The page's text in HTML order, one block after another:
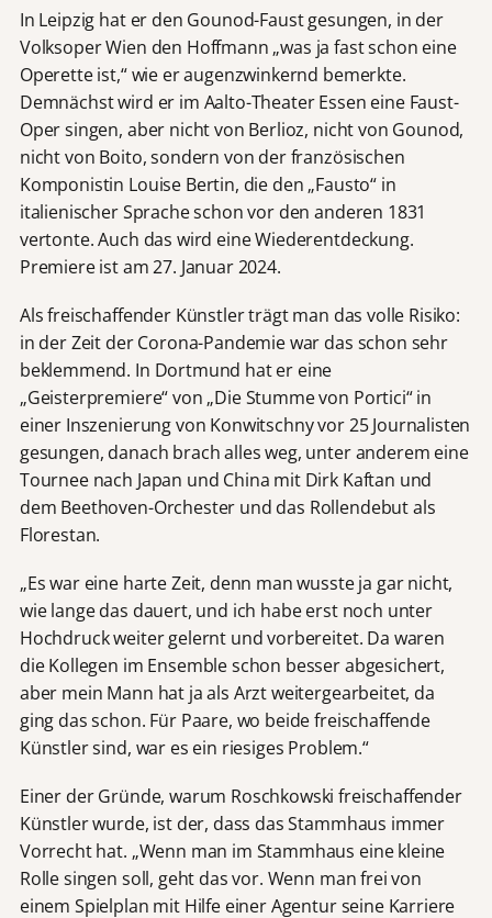
In Leipzig hat er den Gounod-Faust gesungen, in der
Volksoper Wien den Hoffmann „was ja fast schon eine
Operette ist,“ wie er augenzwinkernd bemerkte.
Demnächst wird er im Aalto-Theater Essen eine Faust-
Oper singen, aber nicht von Berlioz, nicht von Gounod,
nicht von Boito, sondern von der französischen
Komponistin Louise Bertin, die den „Fausto“ in
italienischer Sprache schon vor den anderen 1831
vertonte. Auch das wird eine Wiederentdeckung.
Premiere ist am 27. Januar 2024.
Als freischaffender Künstler trägt man das volle Risiko:
in der Zeit der Corona-Pandemie war das schon sehr
beklemmend. In Dortmund hat er eine
„Geisterpremiere“ von „Die Stumme von Portici“ in
einer Inszenierung von Konwitschny vor 25 Journalisten
gesungen, danach brach alles weg, unter anderem eine
Tournee nach Japan und China mit Dirk Kaftan und
dem Beethoven-Orchester und das Rollendebut als
Florestan.
„Es war eine harte Zeit, denn man wusste ja gar nicht,
wie lange das dauert, und ich habe erst noch unter
Hochdruck weiter gelernt und vorbereitet. Da waren
die Kollegen im Ensemble schon besser abgesichert,
aber mein Mann hat ja als Arzt weitergearbeitet, da
ging das schon. Für Paare, wo beide freischaffende
Künstler sind, war es ein riesiges Problem.“
Einer der Gründe, warum Roschkowski freischaffender
Künstler wurde, ist der, dass das Stammhaus immer
Vorrecht hat. „Wenn man im Stammhaus eine kleine
Rolle singen soll, geht das vor. Wenn man frei von
einem Spielplan mit Hilfe einer Agentur seine Karriere